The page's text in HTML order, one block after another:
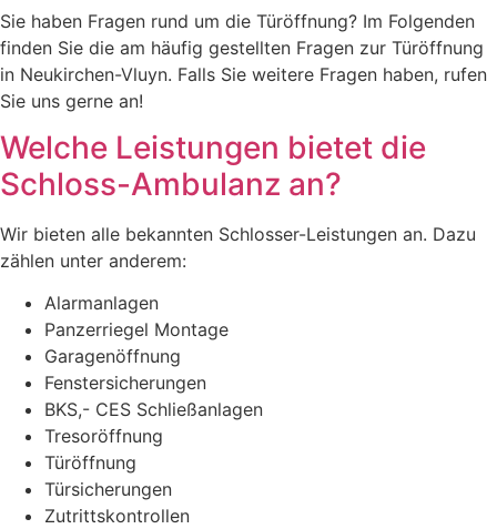
Sie haben Fragen rund um die Türöffnung? Im Folgenden
finden Sie die am häufig gestellten Fragen zur Türöffnung
in Neukirchen-Vluyn. Falls Sie weitere Fragen haben, rufen
Sie uns gerne an!
Welche Leistungen bietet die
Schloss-Ambulanz an?
Wir bieten alle bekannten Schlosser-Leistungen an. Dazu
zählen unter anderem:
Alarmanlagen
Panzerriegel Montage
Garagenöffnung
Fenstersicherungen
BKS,- CES Schließanlagen
Tresoröffnung
Türöffnung
Türsicherungen
Zutrittskontrollen